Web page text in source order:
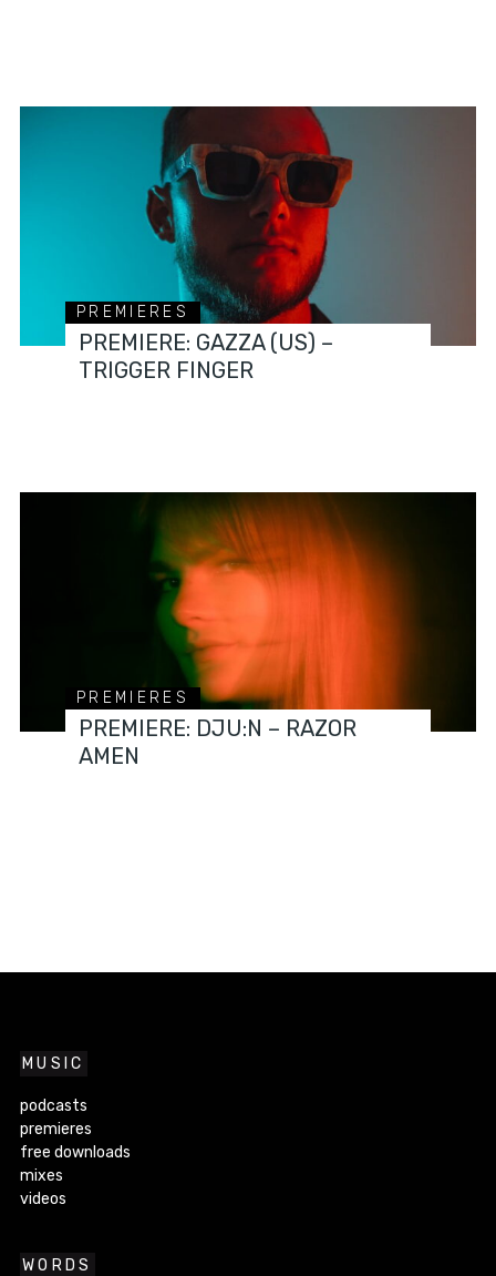
PREMIERES
PREMIERE: GAZZA (US) –
TRIGGER FINGER
PREMIERES
PREMIERE: DJU:N – RAZOR
AMEN
MUSIC
podcasts
premieres
free downloads
mixes
videos
WORDS